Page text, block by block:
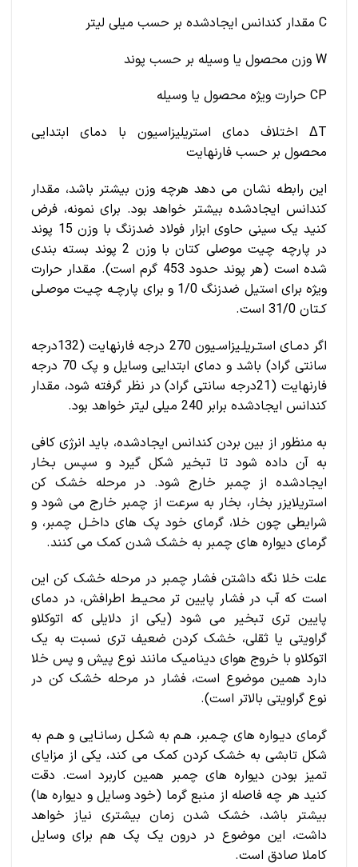
C مقدار کندانس ایجادشده بر حسب میلی لیتر
W وزن محصول یا وسیله بر حسب پوند
CP حرارت ویژه محصول یا وسیله
ΔT اختلاف دمای استریلیزاسیون با دمای ابتدایی
محصول بر حسب فارنهایت
این رابطه نشان می دهد هرچه وزن بیشتر باشد، مقدار
کندانس ایجادشده بیشتر خواهد بود. برای نمونه، فرض
کنید یک سینی حاوی ابزار فولاد ضدزنگ با وزن 15 پوند
در پارچه چیت موصلی کتان با وزن 2 پوند بسته بندی
شده است (هر پوند حدود 453 گرم است). مقدار حرارت
ویژه برای استیل ضدزنگ 1/0 و برای پارچـه چیـت موصـلی
کـتان 31/0 است.
اگر دمـای استـریلـیزاسـیون 270 درجه فارنهایت (132درجه
سانتی گراد) باشد و دمای ابتدایی وسایل و پک 70 درجه
فارنهایت (21درجه سانتی گراد) در نظر گرفته شود، مقدار
کندانس ایجادشده برابر 240 میلی لیتر خواهد بود.
به منظور از بین بردن کندانس ایجادشده، باید انرژی کافی
به آن داده شود تا تبخیر شکل گیرد و سپـس بـخار
ایجادشده از چمبر خارج شود. در مرحله خشک کن
استریلایزر بخار، بخار به سرعت از چمبر خارج می شود و
شرایطی چون خلا، گرمای خود پک های داخـل چمبر، و
گرمای دیواره های چمبر به خشک شدن کمک می کنند.
علت خلا نگه داشتن فشار چمبر در مرحله خشک کن این
است که آب در فشار پایین تر محیـط اطرافش، در دمای
پایین تری تبخیر می شود (یکی از دلایلی که اتوکلاو
گراویتی یا ثقلی، خشک کردن ضعیف تری نسبت به یک
اتوکلاو با خروج هوای دینامیک مانند نوع پیش و پس خلا
دارد همین موضوع است، فشار در مرحله خشک کن در
نوع گراویتی بالاتر است).
گرمای دیـواره های چـمبر، هـم به شکـل رسانـایی و هـم به
شکل تابشی به خشک کردن کمک می کند، یکی از مزایای
تمیز بودن دیواره های چمبر همین کاربرد است. دقت
کنید هر چه فاصله از منبع گرما (خود وسایل و دیواره ها)
بیشتر باشد، خشک شدن زمان بیشتری نیاز خواهد
داشت، این موضوع در درون یک پک هم برای وسایل
کاملا صادق است.